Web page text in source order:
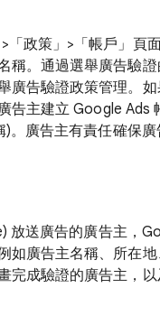
政策」>「帳戶」頁
稱。通過選舉廣告驗
廣告驗證政策管理。
告主建立 Google Ads
廣告主有責任確保
放送廣告的廣告主，
如廣告主名稱、所在
完成驗證的廣告主，